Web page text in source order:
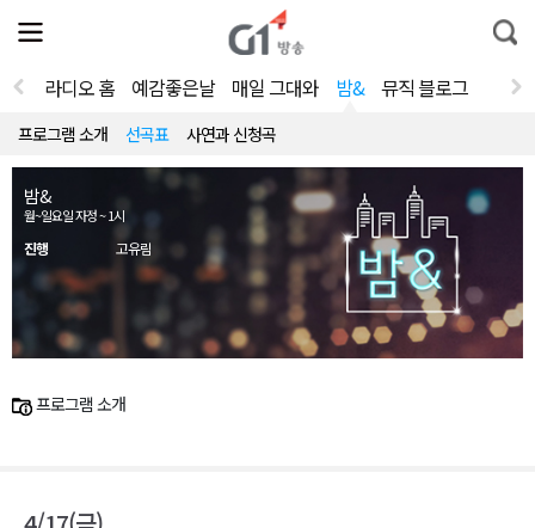
전
체
뉴
열
통
합
라디오 홈 예감좋은날 매일 그대와 밤& 뮤직 블로그
프로그램 소개 선곡표 사연과 신청곡
밤&
월~일요일 자정 ~ 1시
진행 고유림
프로그램 소개